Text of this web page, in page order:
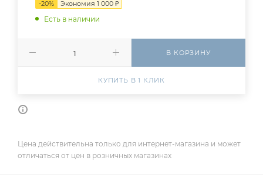
-20% Экономия 1 000 ₽
Есть в наличии
В КОРЗИНУ
КУПИТЬ В 1 КЛИК
Цена действительна только для интернет-магазина и может
отличаться от цен в розничных магазинах